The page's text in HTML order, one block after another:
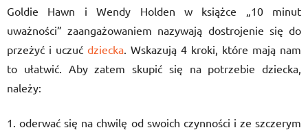
Goldie Hawn i Wendy Holden w książce „10 minut
uważności” zaangażowaniem nazywają dostrojenie się do
przeżyć i uczuć dziecka. Wskazują 4 kroki, które mają nam
to ułatwić. Aby zatem skupić się na potrzebie dziecka,
należy:
oderwać się na chwilę od swoich czynności i ze szczerym